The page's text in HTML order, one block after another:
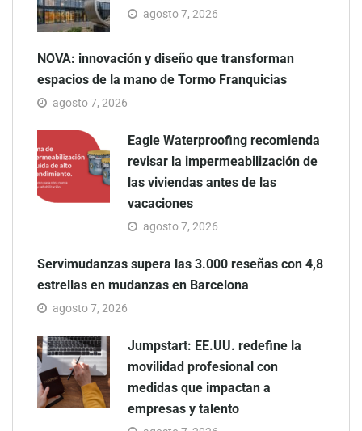
agosto 7, 2026
NOVA: innovación y diseño que transforman
espacios de la mano de Tormo Franquicias
agosto 7, 2026
Eagle Waterproofing recomienda
revisar la impermeabilización de
las viviendas antes de las
vacaciones
agosto 7, 2026
Servimudanzas supera las 3.000 reseñas con 4,8
estrellas en mudanzas en Barcelona
agosto 7, 2026
Jumpstart: EE.UU. redefine la
movilidad profesional con
medidas que impactan a
empresas y talento